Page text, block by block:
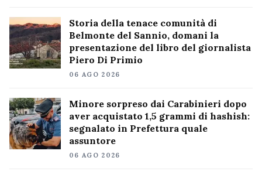
Storia della tenace comunità di
Belmonte del Sannio, domani la
presentazione del libro del giornalista
Piero Di Primio
06 AGO 2026
Minore sorpreso dai Carabinieri dopo
aver acquistato 1,5 grammi di hashish:
segnalato in Prefettura quale
assuntore
06 AGO 2026